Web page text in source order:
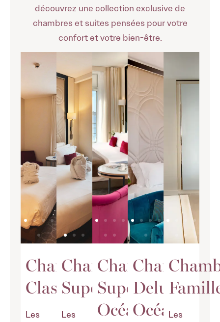
découvrez une collection exclusive de
chambres et suites pensées pour votre
confort et votre bien-être.
Chambre
Classique
Les
Chambre
Supérieure
Les
Chambre
Supérieure
Océan
Chambre
Deluxe
Océan
Les